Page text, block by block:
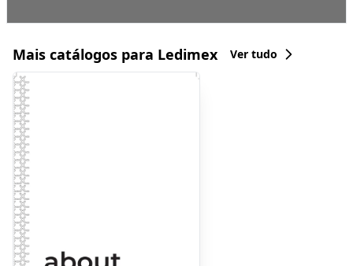
Mais catálogos para Ledimex Ver tudo